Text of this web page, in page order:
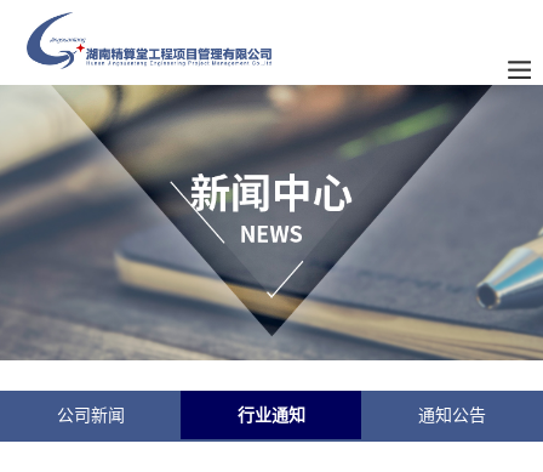
公司新闻 行业通知 通知公告